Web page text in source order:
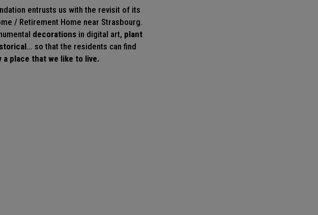
entrusts us with the revisit of its
/ Retirement Home near Strasbourg.
decorations in digital art, plant
... so that the residents can find
a place that we like to live.